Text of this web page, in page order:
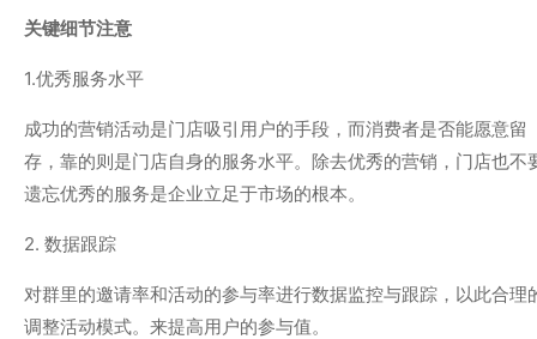
关键细节注意
1.优秀服务水平
成功的营销活动是门店吸引用户的手段，而消费者是否能愿意留
存，靠的则是门店自身的服务水平。除去优秀的营销，门店也不
遗忘优秀的服务是企业立足于市场的根本。
2. 数据跟踪
对群里的邀请率和活动的参与率进行数据监控与跟踪，以此合理
调整活动模式。来提高用户的参与值。